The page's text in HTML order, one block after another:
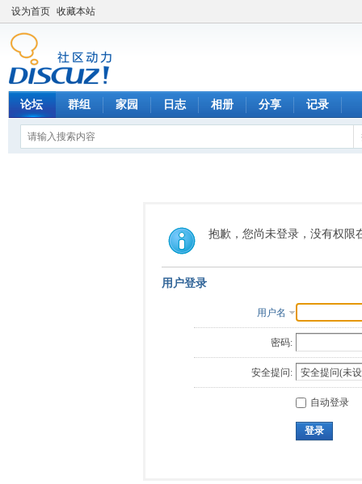
设为首页 收藏本站
论坛 群组 家园 日志 相册 分享 记录
抱歉，您尚未登录，没有权限
用户登录
用户名
密码:
安全提问:
自动登录
登录